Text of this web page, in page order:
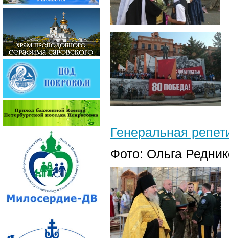
Генеральная
Фото: Ольга